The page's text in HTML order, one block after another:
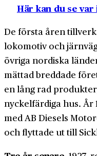
Här kan du se
De första åren
lokomotiv och
övriga nordiska
mättad breddade
en lång rad
nyckelfärdiga hus. År
med AB Diesels
och flyttade ut till